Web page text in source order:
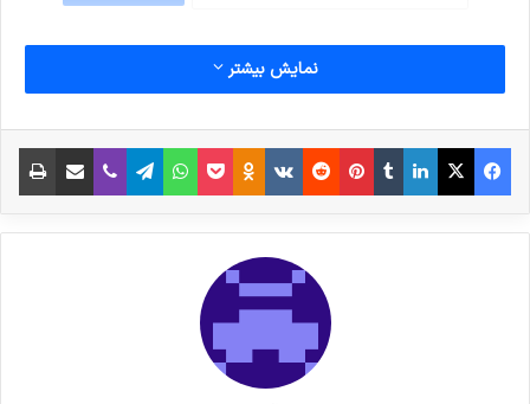
نمایش بیشتر
فیس بوک X لینکدین
‫تامبلر‫پین‌ترست
‫رددیت‫VKontakte
‫Odnoklassniki
پاکتواتس آپ تلگراموایبر اشتراک گذاری از طریق ایمیل